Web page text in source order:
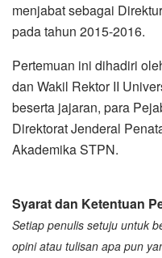
menjabat sebagai
pada tahun 2015-2016.
Pertemuan ini dihadiri
dan Wakil Rektor II
beserta jajaran, para
Direktorat Jenderal
Akademika STPN.
Syarat dan Ketentuan
Setiap penulis setuju untuk
opini atau tulisan apa pun